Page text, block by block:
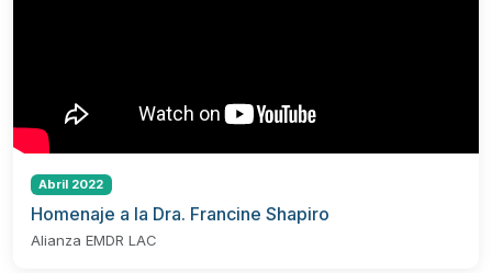
Abril 2022
Homenaje a la Dra. Francine Shapiro
Alianza EMDR LAC